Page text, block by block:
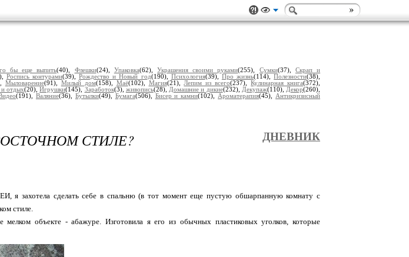
бы еще выпить(40), Флешки(24), Упаковка(62), Украшения своими руками(255), Сумки(37), Скрап и
Роспись контурами(39),Рождество и Новый год(190), Психология(39), Про жизнь(114),Полезности(38),
Мыловарение(91), Милый дом(158), Маё(102), Магия(21), Лепим из всего(237),Кулинарная книга(372),
отдых(20),Игрушки(145), Заработок(3), живопись(28), Домашние и дикие(232), Декупаж(110), Декор(260),
(191),Валяние(36), Бутылки(49), Бумага(506), Бисер и камни(102), Ароматерапия(45), Антикризисный
СТИЛЕ? ДНЕВНИК
я захотела сделать себе в спальню (в тот момент еще пустую обшарпанную комнату с
стиле.
объекте - абажуре. Изготовила я его из обычных пластиковых уголков, которые